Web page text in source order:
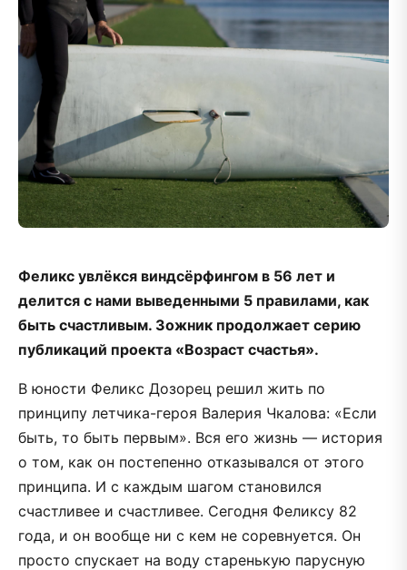
Феликс увлёкся виндсёрфингом в 56 лет и
делится с нами выведенными 5 правилами, как
быть счастливым. Зожник продолжает серию
публикаций проекта «Возраст счастья».
В юности Феликс Дозорец решил жить по
принципу летчика-героя Валерия Чкалова: «Если
быть, то быть первым». Вся его жизнь — история
о том, как он постепенно отказывался от этого
принципа. И с каждым шагом становился
счастливее и счастливее. Сегодня Феликсу 82
года, и он вообще ни с кем не соревнуется. Он
просто спускает на воду старенькую парусную